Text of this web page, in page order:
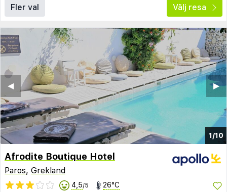
Fler val Välj resa
1/10
▶︎
◀︎
Afrodite Boutique Hotel
Paros, Grekland
4,5/5 26°C